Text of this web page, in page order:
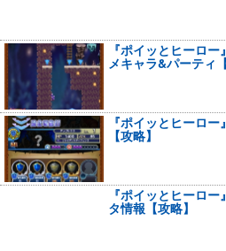
『ポイッとヒーロ
メキャラ&パーティ
『ポイッとヒーロ
【攻略】
『ポイッとヒーロ
タ情報【攻略】